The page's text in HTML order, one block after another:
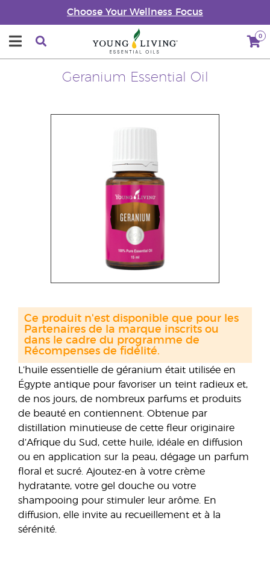
Choose Your Wellness Focus
0
Geranium Essential Oil
L’huile essentielle de géranium était utilisée en
Égypte antique pour favoriser un teint radieux et,
de nos jours, de nombreux parfums et produits
de beauté en contiennent. Obtenue par
distillation minutieuse de cette fleur originaire
d’Afrique du Sud, cette huile, idéale en diffusion
ou en application sur la peau, dégage un parfum
floral et sucré. Ajoutez-en à votre crème
hydratante, votre gel douche ou votre
shampooing pour stimuler leur arôme. En
diffusion, elle invite au recueillement et à la
sérénité.
Ce produit n'est disponible que pour les
Partenaires de la marque inscrits ou
dans le cadre du programme de
Récompenses de fidélité.